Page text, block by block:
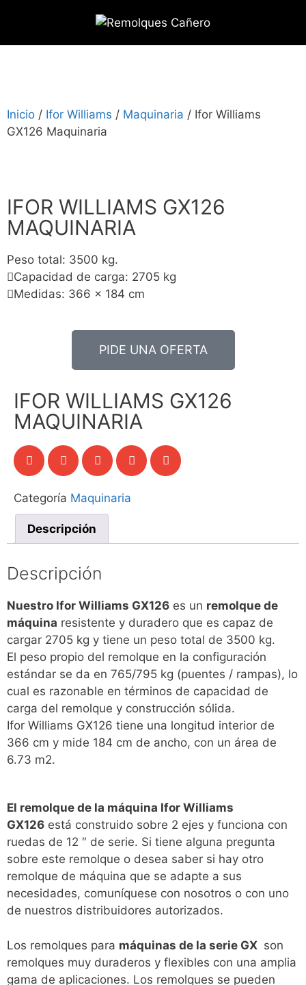
Inicio / Ifor Williams / Maquinaria / Ifor Williams
GX126 Maquinaria
IFOR WILLIAMS GX126
MAQUINARIA
Peso total: 3500 kg.
Capacidad de carga: 2705 kg
Medidas: 366 x 184 cm
PIDE UNA OFERTA
IFOR WILLIAMS GX126
MAQUINARIA
Categoría Maquinaria
Descripción
Descripción
Nuestro Ifor Williams GX126 es un remolque de
máquina resistente y duradero que es capaz de
cargar 2705 kg y tiene un peso total de 3500 kg.
El peso propio del remolque en la configuración
estándar se da en 765/795 kg (puentes / rampas), lo
cual es razonable en términos de capacidad de
carga del remolque y construcción sólida.
Ifor Williams GX126 tiene una longitud interior de
366 cm y mide 184 cm de ancho, con un área de
6.73 m2.
El remolque de la máquina Ifor Williams
GX126 está construido sobre 2 ejes y funciona con
ruedas de 12 ″ de serie. Si tiene alguna pregunta
sobre este remolque o desea saber si hay otro
remolque de máquina que se adapte a sus
necesidades, comuníquese con nosotros o con uno
de nuestros distribuidores autorizados.
Los remolques para máquinas de la serie GX son
remolques muy duraderos y flexibles con una amplia
gama de aplicaciones. Los remolques se pueden